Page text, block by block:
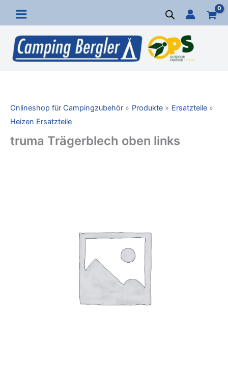
Inhalt
springen
Onlineshop für Campingzubehör Produkte
Ersatzteile
Heizen Ersatzteile
truma Trägerblech oben links